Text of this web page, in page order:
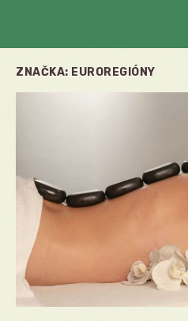
ZNAČKA: EUROREGIÓNY